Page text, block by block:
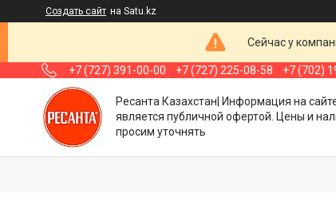
Создать сайт на Satu.kz
Сейчас у
+7 (727) 391-00-00 +7 (727) 225-08-58 +7 (702)
Ресанта Казахстан| Информация на
является публичной офертой. Цены и
просим уточнять